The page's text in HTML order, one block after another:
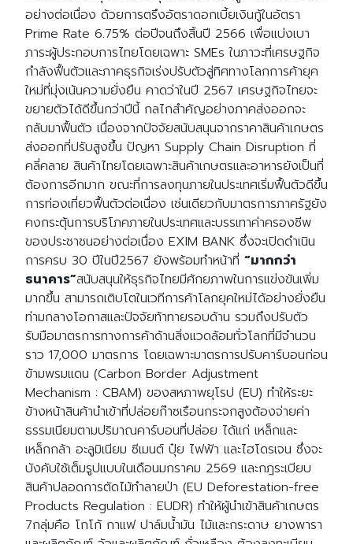
อย่างต่อเนื่อง ด้วยการตรึงอัตราดอกเบี้ยเงินกู้ในอัตรา
Prime Rate 6.75% ต่อปีจนถึงสิ้นปี 2566 เพื่อแบ่งเบา
ภาระผู้ประกอบการไทยโดยเฉพาะ SMEs ในภาวะที่เศรษฐกิจ
กำลังฟื้นตัวและภาคธุรกิจเร่งปรับตัวสู่ทิศทางโลกการค้ายุค
ใหม่ที่มุ่งเน้นความยั่งยืน คาดว่าในปี 2567 เศรษฐกิจไทยจะ
ขยายตัวได้ดีขึ้นกว่าปีนี้ กลไกสำคัญอย่างภาคส่งออกจะ
กลับมาฟื้นตัว เนื่องจากปัจจัยสนับสนุนจากราคาสินค้าเกษตร
ส่งออกที่ปรับสูงขึ้น ปัญหา Supply Chain Disruption ที่
คลี่คลาย สินค้าไทยโดยเฉพาะสินค้าเกษตรและอาหารยังเป็นที่
ต้องการอีกมาก ขณะที่การลงทุนภายในประเทศเริ่มฟื้นตัวดีขึ้น
การท่องเที่ยวฟื้นตัวต่อเนื่อง เช่นเดียวกับมาตรการภาครัฐยัง
คงกระตุ้นการบริโภคภายในประเทศและบรรเทาค่าครองชีพ
ของประชาชนอย่างต่อเนื่อง EXIM BANK ซึ่งจะเปิดดำเนิน
การครบ 30 ปีในปี2567 ยังพร้อมทำหน้าที่ “มากกว่า
ธนาคาร”สนับสนุนให้ธุรกิจไทยมีศักยภาพในการแข่งขันเพิ่ม
มากขึ้น สามารถเติบโตในเวทีการค้าโลกยุคใหม่ได้อย่างยั่งยืน
ท่ามกลางโอกาสและปัจจัยท้าทายรอบด้าน รวมถึงปรับตัว
รับมือมาตรการทางการค้าด้านสิ่งแวดล้อมทั่วโลกที่มีจำนวน
ราว 17,000 มาตรการ โดยเฉพาะมาตรการปรับคาร์บอนก่อน
ข้ามพรมแดน (Carbon Border Adjustment
Mechanism : CBAM) ของสหภาพยุโรป (EU) ทำให้ระยะ
ข้างหน้าสินค้านำเข้าที่ปล่อยก๊าซเรือนกระจกสูงต้องจ่ายค่า
ธรรมเนียมตามปริมาณคาร์บอนที่ปล่อย ได้แก่ เหล็กและ
เหล็กกล้า อะลูมิเนียม ซีเมนต์ ปุ๋ย ไฟฟ้า และไฮโดรเจน ซึ่งจะ
บังคับใช้เต็มรูปแบบในเดือนมกราคม 2569 และกฎระเบียบ
สินค้าปลอดการตัดไม้ทำลายป่า (EU Deforestation-free
Products Regulation : EUDR) ทำให้ผู้นำเข้าสินค้าเกษตร
7กลุ่มคือ โกโก้ กาแฟ ปาล์มน้ำมัน ไม้และกระดาษ ยางพารา